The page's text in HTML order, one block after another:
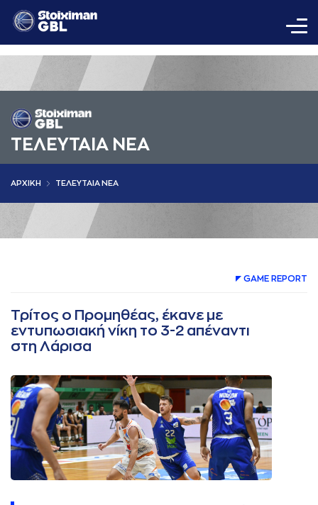
ΤΕΛΕΥΤΑΙΑ ΝΕΑ
AΡΧΙΚΗ ΤΕΛΕΥΤΑΙΑ ΝΕΑ
GAME REPORT
Τρίτος ο Προμηθέας, έκανε με
εντυπωσιακή νίκη το 3-2 απέναντι
στη Λάρισα